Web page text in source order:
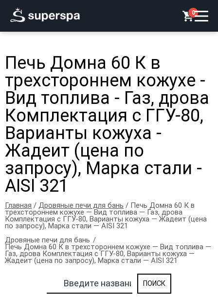
0
Печь Домна 60 К в
трехстороннем кожухе -
Вид топлива - Газ, дрова
Комплектация с ГГУ-80,
Варианты кожуха -
Жадеит (цена по
запросу), Марка стали -
AISI 321
Главная / Дровяные печи для бань / Печь Домна 60 К в
трехстороннем кожухе — Вид топлива — Газ, дрова
Комплектация с ГГУ-80, Варианты кожуха — Жадеит (цена
по запросу), Марка стали — AISI 321
Дровяные печи для бань
Печь Домна 60 К в трехстороннем кожухе — Вид топлива —
Газ, дрова Комплектация с ГГУ-80, Варианты кожуха —
Жадеит (цена по запросу), Марка стали — AISI 321